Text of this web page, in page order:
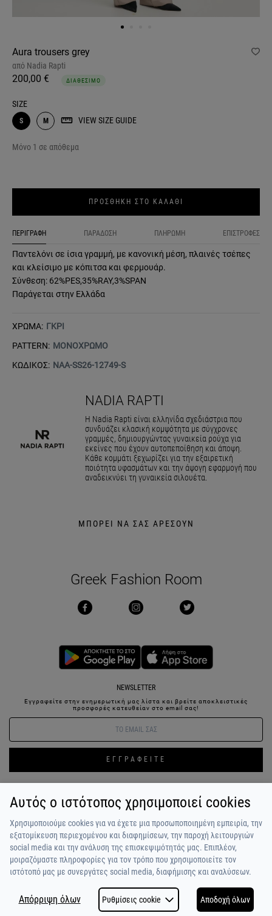
Aura trousers grey
από Nadia Rapti
200,00 € ΔΙΑΘΕΣΙΜΟ
SIZE
S M VIEW SIZE GUIDE
Μόνο 1 σε απόθεμα
ΠΡΟΣΘΗΚΗ ΣΤΟ ΚΑΛΑΘΙ
ΠΕΡΙΓΡΑΦΗ ΠΑΡΑΔΟΣΗ ΠΛΗΡΩΜΗ ΕΠΙΣΤΡΟΦΕΣ
Παντελόνι σε ίσια γραμμή, με κανονική μέση, πλαινές τσέπες
και κλείσιμο με κόπιτσα και φερμουάρ.
Σύνθεση: 62%PES,35%RAY,3%SPAN
Παράγεται στην Ελλάδα
ΧΡΩΜΑ: ΓΚΡΙ
PATTERN: ΜΟΝΟΧΡΩΜΟ
ΚΩΔΙΚΟΣ: NAA-SS26-12749-S
NADIA RAPTI
Η Nadia Rapti είναι ελληνίδα σχεδιάστρια που
συνδυάζει κλασική κομψότητα με σύγχρονες
γραμμές, δημιουργώντας γυναικεία ρούχα για
εκείνες που έχουν αυτοπεποίθηση και άποψη.
Κάθε κομμάτι ξεχωρίζει για την εξαιρετική
ποιότητα υφασμάτων και την άψογη εφαρμογή που
αναδεικνύει τη γυναικεία σιλουέτα.
ΜΠΟΡΕΙ ΝΑ ΣΑΣ ΑΡΕΣΟΥΝ
Greek Fashion Room
NEWSLETTER
Εγγραφείτε στην ενημερωτική μας λίστα και βρείτε αποκλειστικές
προσφορές κατευθείαν στο email σας!
ΕΓΓΡΑΦΕΙΤΕ
ΣΥΝΔΕΣΗ / ΕΓΓΡΑΦΗ ΑΓΑΠΗΜΕΝΑ ΕΠΙΚΟΙΝΩΝΙΑ
ΟΡΟΙ ΧΡΗΣΗΣ
ΠΟΙΟΙ ΕΙΜΑΣΤΕ
ΠΛΗΡΩΜΗ / ΑΠΟΣΤΟΛΗ
ΠΟΛΙΤΙΚΗ ΑΠΟΡΡΗΤΟΥ
Η ΟΜΑΔΑ
ΣΧΟΛΙΑ
ΠΕΛΑΤΩΝ
MADE BY NETSTUDIO
Αυτός ο ιστότοπος χρησιμοποιεί cookies
Χρησιμοποιούμε cookies για να έχετε μια προσωποποιημένη εμπειρία, την
εξατομίκευση περιεχομένου και διαφημίσεων, την παροχή λειτουργιών
social media και την ανάλυση της επισκεψιμότητάς μας. Επιπλέον,
μοιραζόμαστε πληροφορίες για τον τρόπο που χρησιμοποιείτε τον
ιστότοπό μας με συνεργάτες social media, διαφήμισης και αναλύσεων.
Απόρριψη όλων Ρυθμίσεις cookie Αποδοχή όλων